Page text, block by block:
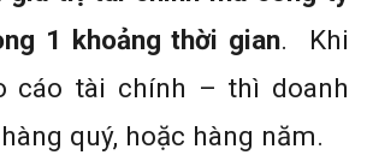
1 khoảng thời gian. Khi
cáo tài chính – thì doanh
quý, hoặc hàng năm.